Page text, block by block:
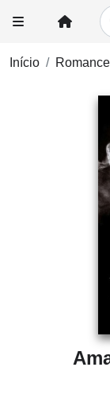
Início Romance